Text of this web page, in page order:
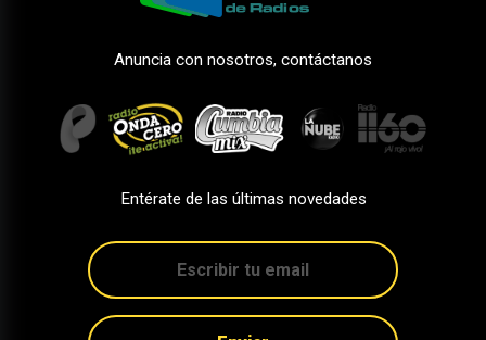
Anuncia con nosotros, contáctanos
Entérate de las últimas novedades